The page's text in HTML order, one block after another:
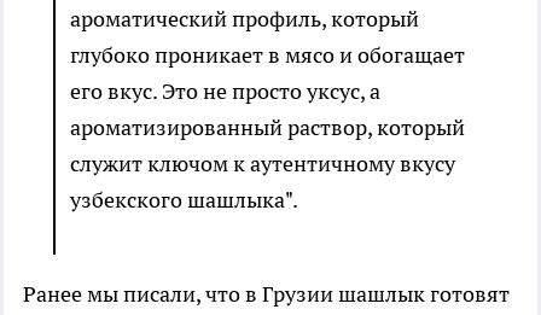
ароматический профиль, который
глубоко проникает в мясо и обогащает
его вкус. Это не просто уксус, а
ароматизированный раствор, который
служит ключом к аутентичному вкусу
узбекского шашлыка".
Ранее мы писали, что в Грузии шашлык готовят